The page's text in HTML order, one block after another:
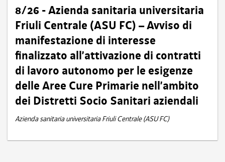
8/26 - Azienda sanitaria universitaria
Friuli Centrale (ASU FC) – Avviso di
manifestazione di interesse
finalizzato all’attivazione di contratti
di lavoro autonomo per le esigenze
delle Aree Cure Primarie nell’ambito
dei Distretti Socio Sanitari aziendali
Azienda sanitaria universitaria Friuli Centrale (ASU FC)